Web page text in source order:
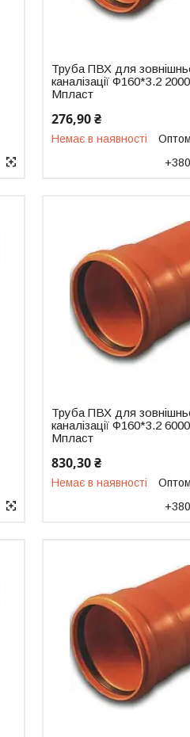
Труба ПВХ для
каналізації Ф160*3.2
Мпласт
276,90 ₴
Немає в наявності
Труба ПВХ для
каналізації Ф160*3.2
Мпласт
830,30 ₴
Немає в наявності